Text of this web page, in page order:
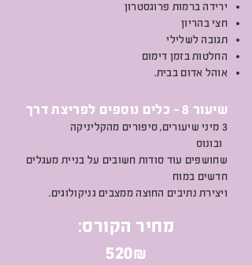
ירידה ברמות פרוגסטרון
חצי בהריון
תגובה לשלילי
החלטות בזמן דימום
אוהל אדום בבית.
שיעור 8 - כלים נוספים לפריצת דרך
3 מיני שיעורים,
סיפורים מהקליניקה
ובונוס
שחושפים עוד סודות חשובים על בניית מעגלים
חדשים במוח
ויצירת נתיבים החוצה ממצבים גניקולוגים.
מחיר הקורס:
520₪